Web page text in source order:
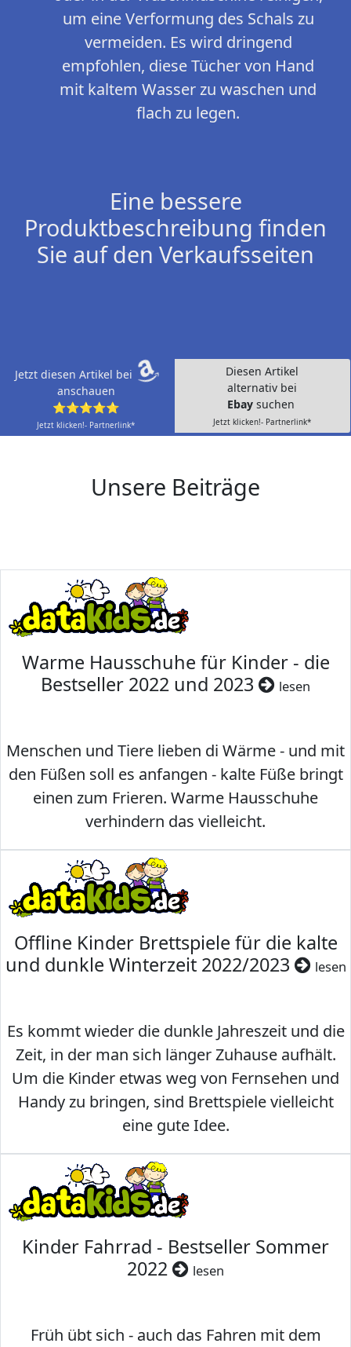
um eine Verformung des Schals zu
vermeiden. Es wird dringend
empfohlen, diese Tücher von Hand
mit kaltem Wasser zu waschen und
flach zu legen.
Eine bessere
Produktbeschreibung finden
Sie auf den Verkaufsseiten
Jetzt diesen Artikel bei
anschauen
⭐⭐⭐⭐⭐
Jetzt klicken!- Partnerlink*
Diesen Artikel
alternativ bei
Ebay suchen
Jetzt klicken!- Partnerlink*
Unsere Beiträge
Warme Hausschuhe für Kinder - die
Bestseller 2022 und 2023
lesen
Menschen und Tiere lieben di Wärme - und mit
den Füßen soll es anfangen - kalte Füße bringt
einen zum Frieren. Warme Hausschuhe
verhindern das vielleicht.
Offline Kinder Brettspiele für die kalte
und dunkle Winterzeit 2022/2023
lesen
Es kommt wieder die dunkle Jahreszeit und die
Zeit, in der man sich länger Zuhause aufhält.
Um die Kinder etwas weg von Fernsehen und
Handy zu bringen, sind Brettspiele vielleicht
eine gute Idee.
Kinder Fahrrad - Bestseller Sommer
2022
lesen
Früh übt sich - auch das Fahren mit dem